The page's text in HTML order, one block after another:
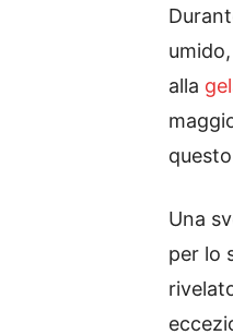
alla
Una
per lo